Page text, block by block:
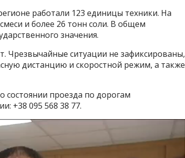
работали 123 единицы техники. На
и более 26 тонн соли. В общем
значения.
Чрезвычайные ситуации не зафиксированы,
дистанцию и скоростной режим, а также
проезда по дорогам
+38 095 568 38 77.